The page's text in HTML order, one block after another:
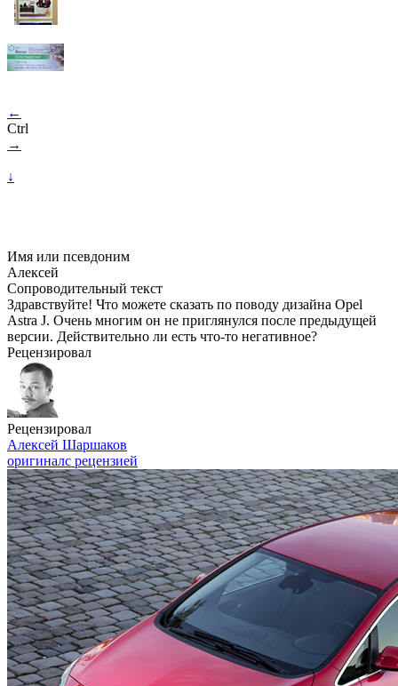
←
Ctrl
→
↓
Имя или псевдоним
Алексей
Сопроводительный текст
Здравствуйте! Что можете сказать по поводу дизайна Opel
Astra J. Очень многим он не приглянулся после предыдущей
версии. Действительно ли есть что-то негативное?
Рецензировал
Рецензировал
Алексей Шаршаков
оригиналс рецензией